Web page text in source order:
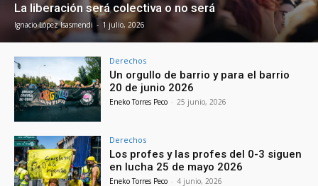
La liberación será colectiva o no será
Ignacio López Isasmendi - 1 julio, 2026
Derechos
Un orgullo de barrio y para el barrio
20 de junio 2026
Eneko Torres Peco - 25 junio, 2026
Derechos
Los profes y las profes del 0-3 siguen
en lucha 25 de mayo 2026
Eneko Torres Peco - 4 junio, 2026